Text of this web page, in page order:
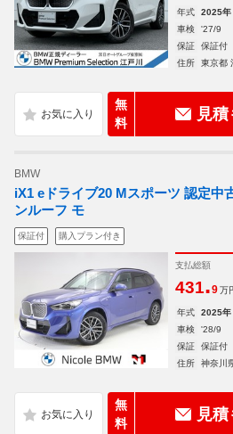
年式 2025年
車検
'27/9
保証
保証付
住所
東京都
無
料
見
BMW
iX1 eドライブ20 Mスポーツ 認定中
ンルーフ モ
保証付 購入プラン付き
支払総額
431.9 万
年式 2025年
車検
'28/9
保証
保証付
住所
神奈川
無
料
見